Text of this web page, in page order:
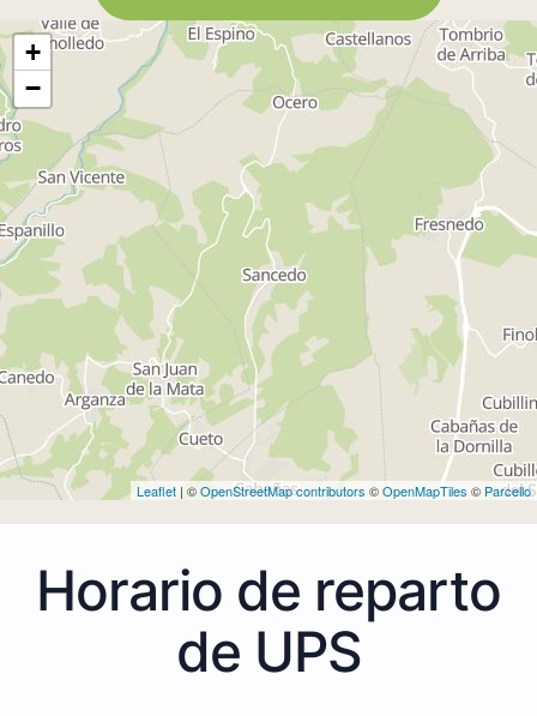
+
−
Leaflet | ©OpenStreetMap contributors ©OpenMapTiles © Parcello
Horario de reparto
de UPS